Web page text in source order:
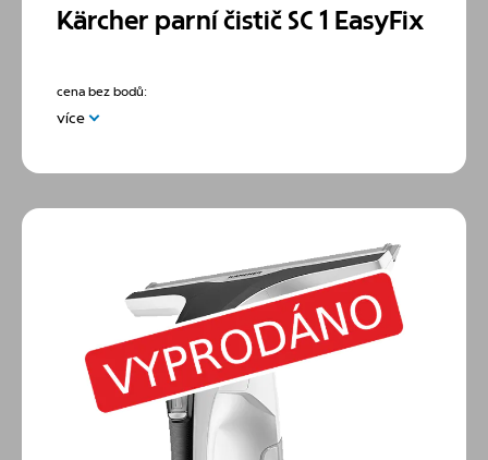
Kärcher parní čistič SC 1 EasyFix
cena bez bodů:
více
kompaktní řešení 2 v 1 pro hygienický úklid celé
tvrdých povrchů, od varných desek a armatur až po
úzké spáry. S dodávanou sadou EasyFix jej snadno
proměníte z ručního čističe na mop, který si poradí i s
odolnou mastnotou na podlahách, přičemž po
skončení práce přístroj díky minimálním rozměrům
snadno uskladníte. Balení obsahuje univerzální hadřík
na čištění podlah EasyFix, potah pro ruční hubici z
mikrovlákna, trysku na bodový paprsek, ruční hubici,
power trysku, kulatý kartáček černý, podlahovou
hubici EasyFix, 2 kusy parních trubek a odměrku 200